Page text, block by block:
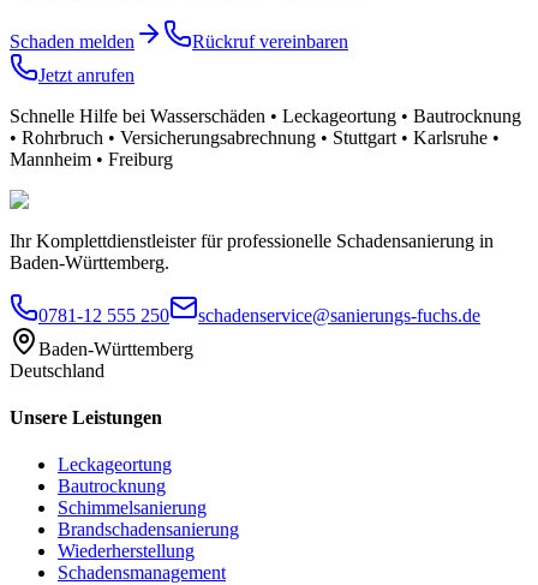
Schaden melden
Rückruf vereinbaren
Jetzt anrufen
Schnelle Hilfe bei Wasserschäden • Leckageortung • Bautrocknung
• Rohrbruch • Versicherungsabrechnung • Stuttgart • Karlsruhe •
Mannheim • Freiburg
Ihr Komplettdienstleister für professionelle Schadensanierung in
Baden-Württemberg.
0781-12 555 250
schadenservice@sanierungs-fuchs.de
Baden-Württemberg
Deutschland
Unsere Leistungen
Leckageortung
Bautrocknung
Schimmelsanierung
Brandschadensanierung
Wiederherstellung
Schadensmanagement